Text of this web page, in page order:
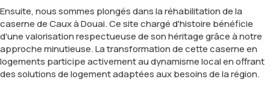
Ensuite, nous sommes plongés dans la réhabilitation de la
caserne de Caux à Douai. Ce site chargé d'histoire bénéficie
d'une valorisation respectueuse de son héritage grâce à notre
approche minutieuse. La transformation de cette caserne en
logements participe activement au dynamisme local en offrant
des solutions de logement adaptées aux besoins de la région.